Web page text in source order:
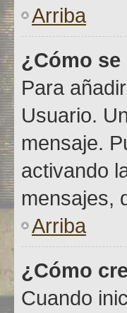
Arriba
¿Cómo
Para
Usuario.
mensaje.
activando
mensajes,
Arriba
¿Cómo
Cuando